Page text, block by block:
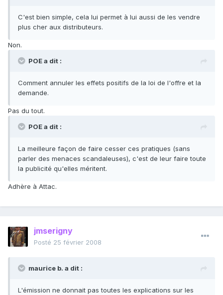
C'est bien simple, cela lui permet à lui aussi de les vendre
plus cher aux distributeurs.
Non.
POE a dit :
Comment annuler les effets positifs de la loi de l'offre et la
demande.
Pas du tout.
POE a dit :
La meilleure façon de faire cesser ces pratiques (sans
parler des menaces scandaleuses), c'est de leur faire toute
la publicité qu'elles méritent.
Adhère à Attac.
jmserigny
Posté 25 février 2008
maurice b. a dit :
L'émission ne donnait pas toutes les explications sur les